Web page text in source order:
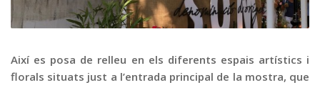
Publicitat
Contacte
Així es posa de relleu en els diferents espais artístics i
florals situats just a l’entrada principal de la mostra, que